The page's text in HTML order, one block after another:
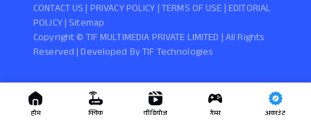
Copyright ©️ TIF MULTIMEDIA PRIVATE LIMITED | All Rights
Reserved | Developed ByTIF Technologies
CONTACT US | PRIVACY POLICY |TERMS OF USE | EDITORIAL
POLICY| Sitemap
होम क्विक वीडियोज गेम्स अकाउंट